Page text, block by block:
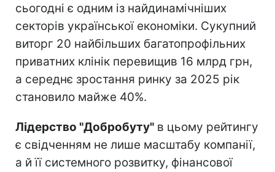
сьогодні є одним із найдинамічніших
секторів української економіки. Сукупний
виторг 20 найбільших багатопрофільних
приватних клінік перевищив 16 млрд грн,
а середнє зростання ринку за 2025 рік
становило майже 40%.
Лідерство "Добробуту" в цьому рейтингу
є свідченням не лише масштабу компанії,
а й її системного розвитку, фінансової